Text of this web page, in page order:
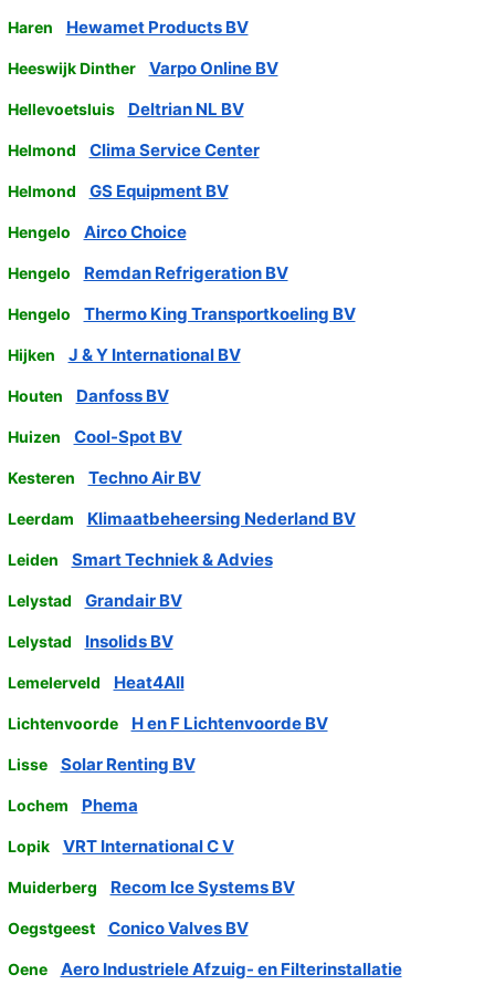
Haren Hewamet Products BV
Heeswijk Dinther Varpo Online BV
Hellevoetsluis Deltrian NL BV
Helmond Clima Service Center
Helmond GS Equipment BV
Hengelo Airco Choice
Hengelo Remdan Refrigeration BV
Hengelo Thermo King Transportkoeling BV
Hijken J & Y International BV
Houten Danfoss BV
Huizen Cool-Spot BV
Kesteren Techno Air BV
Leerdam Klimaatbeheersing Nederland BV
Leiden Smart Techniek & Advies
Lelystad Grandair BV
Lelystad Insolids BV
Lemelerveld Heat4All
Lichtenvoorde H en F Lichtenvoorde BV
Lisse Solar Renting BV
Lochem Phema
Lopik VRT International C V
Muiderberg Recom Ice Systems BV
Oegstgeest Conico Valves BV
Oene Aero Industriele Afzuig- en Filterinstallatie